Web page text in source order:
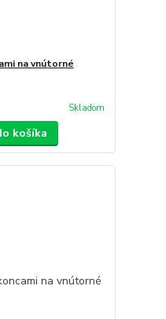
na vnútorné
Skladom
košíka